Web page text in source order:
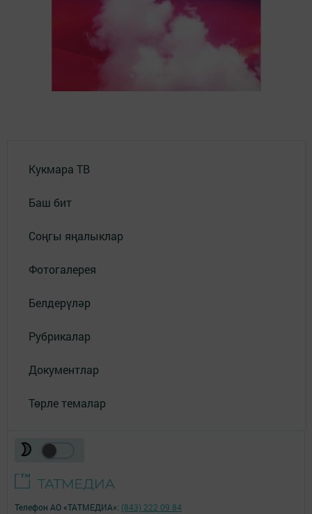
Кукмара ТВ
Баш бит
Соңгы яңалыклар
Фотогалерея
Белдерүләр
Рубрикалар
Документлар
Төрле темалар
Телефон АО «ТАТМЕДИА»: (843) 222 09 84